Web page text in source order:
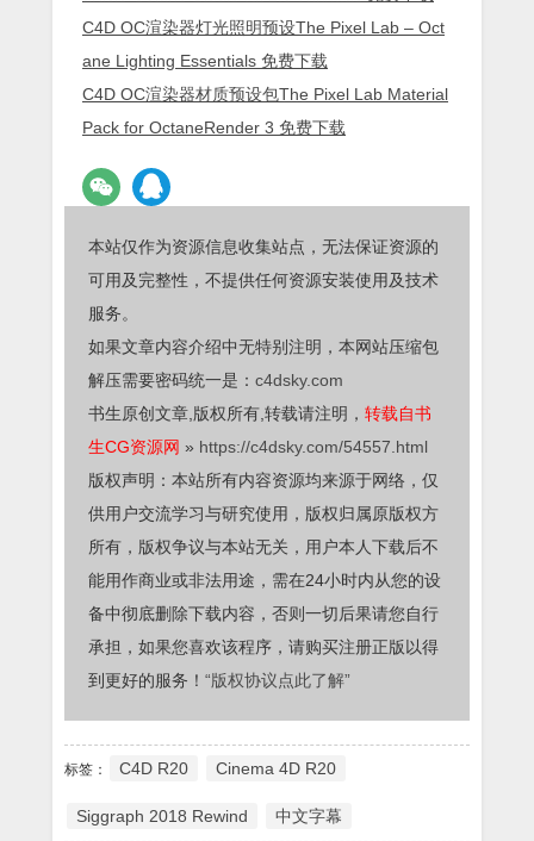
C4D OC渲染器灯光照明预设The Pixel Lab – Oct
ane Lighting Essentials 免费下载
C4D OC渲染器材质预设包The Pixel Lab Material
Pack for OctaneRender 3 免费下载
本站仅作为资源信息收集站点，无法保证资源的
可用及完整性，不提供任何资源安装使用及技术
服务。
如果文章内容介绍中无特别注明，本网站压缩包
解压需要密码统一是： c4dsky.com
书生原创文章,版权所有,转载请注明， 转载自书
生CG资源网 » https://c4dsky.com/54557.html
版权声明：本站所有内容资源均来源于网络，仅
供用户交流学习与研究使用，版权归属原版权方
所有，版权争议与本站无关，用户本人下载后不
能用作商业或非法用途，需在24小时内从您的设
备中彻底删除下载内容，否则一切后果请您自行
承担，如果您喜欢该程序，请购买注册正版以得
到更好的服务！ “版权协议点此了解”
标签： C4D R20 Cinema 4D R20
Siggraph 2018 Rewind 中文字幕